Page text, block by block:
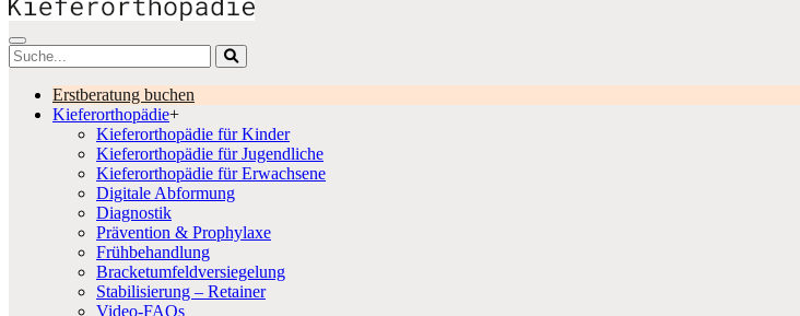
Erstberatung buchen
Kieferorthopädie+
Kieferorthopädie für Kinder
Kieferorthopädie für Jugendliche
Kieferorthopädie für Erwachsene
Digitale Abformung
Diagnostik
Prävention & Prophylaxe
Frühbehandlung
Bracketumfeldversiegelung
Stabilisierung – Retainer
Video-FAQs